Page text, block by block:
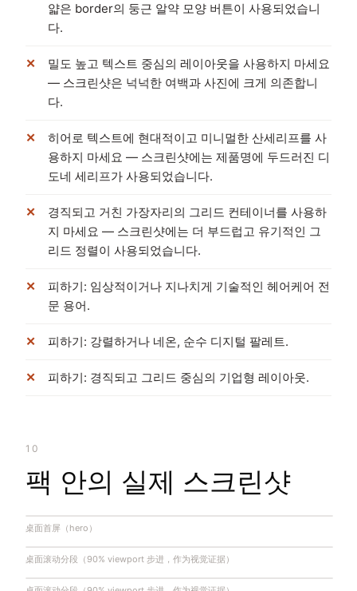
얇은 border의 둥근 알약 모양 버튼이 사용되었습니
다.
밀도 높고 텍스트 중심의 레이아웃을 사용하지 마세요
— 스크린샷은 넉넉한 여백과 사진에 크게 의존합니
다.
히어로 텍스트에 현대적이고 미니멀한 산세리프를 사
용하지 마세요 — 스크린샷에는 제품명에 두드러진 디
도네 세리프가 사용되었습니다.
경직되고 거친 가장자리의 그리드 컨테이너를 사용하
지 마세요 — 스크린샷에는 더 부드럽고 유기적인 그
리드 정렬이 사용되었습니다.
피하기: 임상적이거나 지나치게 기술적인 헤어케어 전
문 용어.
피하기: 강렬하거나 네온, 순수 디지털 팔레트.
피하기: 경직되고 그리드 중심의 기업형 레이아웃.
10
팩 안의 실제 스크린샷
桌面首屏（hero）
桌面滚动分段（90% viewport 步进，作为视觉证据）